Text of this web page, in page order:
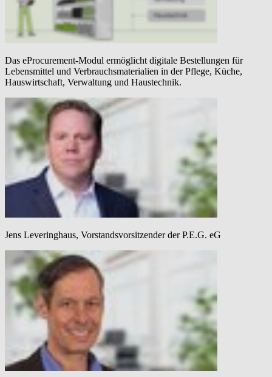
Das eProcurement-Modul ermöglicht digitale Bestellungen für
Lebensmittel und Verbrauchsmaterialien in der Pflege, Küche,
Hauswirtschaft, Verwaltung und Haustechnik.
Jens Leveringhaus, Vorstandsvorsitzender der P.E.G. eG